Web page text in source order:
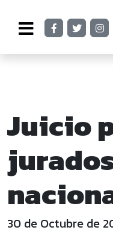
Juicio
30 de Octubre de